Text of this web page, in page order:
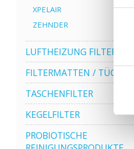
XPELAIR
ZEHNDER
LUFTHEIZUNG FILTER
FILTERMATTEN / TÜCHER
TASCHENFILTER
KEGELFILTER
PROBIOTISCHE